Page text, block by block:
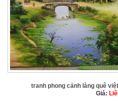
tranh phong cảnh làng quê
Giá: